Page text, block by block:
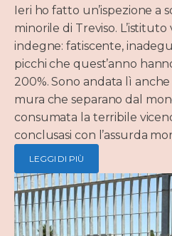
Ieri ho fatto un’ispezione a
minorile di Treviso.
indegne: fatiscente,
picchi che quest’anno
200%. Sono andata lì
mura che separano dal
consumata la terribile
conclusasi con l’assurda
LEGGI DI PIÙ